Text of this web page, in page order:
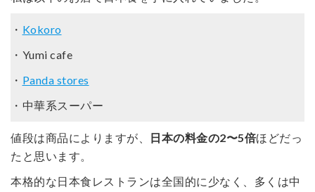
・ Kokoro
・Yumi cafe
・ Panda stores
・中華系スーパー
値段は商品によりますが、 日本の料金の2〜5倍ほどだっ
たと思います。
本格的な日本食レストランは全国的に少なく、多くは中